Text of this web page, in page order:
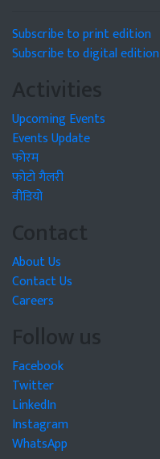
Subscribe to print edition
Subscribe to digital edition
Activities
Upcoming Events
Events Update
फोरम
फोटो गैलरी
वीडियो
Contact
About Us
Contact Us
Careers
Follow us
Facebook
Twitter
LinkedIn
Instagram
WhatsApp